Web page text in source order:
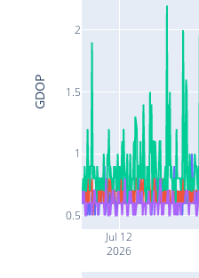
Jul 12
2026
0.5
1
1.5
2
GDOP